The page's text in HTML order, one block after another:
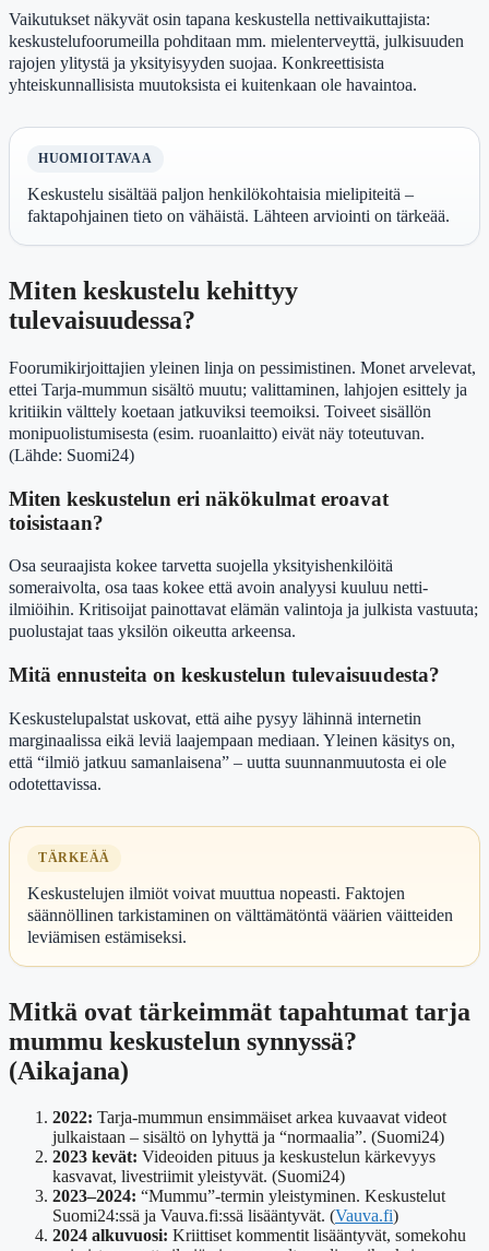
Vaikutukset näkyvät osin tapana keskustella nettivaikuttajista:
keskustelufoorumeilla pohditaan mm. mielenterveyttä, julkisuuden
rajojen ylitystä ja yksityisyyden suojaa. Konkreettisista
yhteiskunnallisista muutoksista ei kuitenkaan ole havaintoa.
HUOMIOITAVAA
Keskustelu sisältää paljon henkilökohtaisia mielipiteitä –
faktapohjainen tieto on vähäistä. Lähteen arviointi on tärkeää.
Miten keskustelu kehittyy
tulevaisuudessa?
Foorumikirjoittajien yleinen linja on pessimistinen. Monet arvelevat,
ettei Tarja-mummun sisältö muutu; valittaminen, lahjojen esittely ja
kritiikin välttely koetaan jatkuviksi teemoiksi. Toiveet sisällön
monipuolistumisesta (esim. ruoanlaitto) eivät näy toteutuvan.
(Lähde: Suomi24)
Miten keskustelun eri näkökulmat eroavat
toisistaan?
Osa seuraajista kokee tarvetta suojella yksityishenkilöitä
someraivolta, osa taas kokee että avoin analyysi kuuluu netti-
ilmiöihin. Kritisoijat painottavat elämän valintoja ja julkista vastuuta;
puolustajat taas yksilön oikeutta arkeensa.
Mitä ennusteita on keskustelun tulevaisuudesta?
Keskustelupalstat uskovat, että aihe pysyy lähinnä internetin
marginaalissa eikä leviä laajempaan mediaan. Yleinen käsitys on,
että “ilmiö jatkuu samanlaisena” – uutta suunnanmuutosta ei ole
odotettavissa.
TÄRKEÄÄ
Keskustelujen ilmiöt voivat muuttua nopeasti. Faktojen
säännöllinen tarkistaminen on välttämätöntä väärien väitteiden
leviämisen estämiseksi.
Mitkä ovat tärkeimmät tapahtumat tarja
mummu keskustelun synnyssä?
(Aikajana)
2022: Tarja-mummun ensimmäiset arkea kuvaavat videot
julkaistaan – sisältö on lyhyttä ja “normaalia”. (Suomi24)
2023 kevät: Videoiden pituus ja keskustelun kärkevyys
kasvavat, livestriimit yleistyvät. (Suomi24)
2023–2024: “Mummu”-termin yleistyminen. Keskustelut
Suomi24:ssä ja Vauva.fi:ssä lisääntyvät. (Vauva.fi)
2024 alkuvuosi: Kriittiset kommentit lisääntyvät, somekohu